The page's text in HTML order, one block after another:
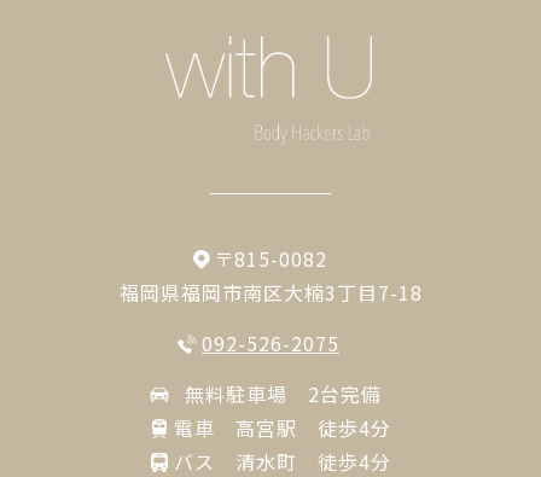
〒815-0082
福岡県福岡市南区大楠3丁目7-18
092-526-2075
無料駐車場 2台完備
電車 高宮駅 徒歩4分
バス 清水町 徒歩4分